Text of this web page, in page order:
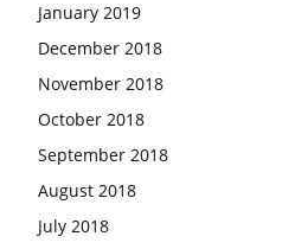
January 2019
December 2018
November 2018
October 2018
September 2018
August 2018
July 2018